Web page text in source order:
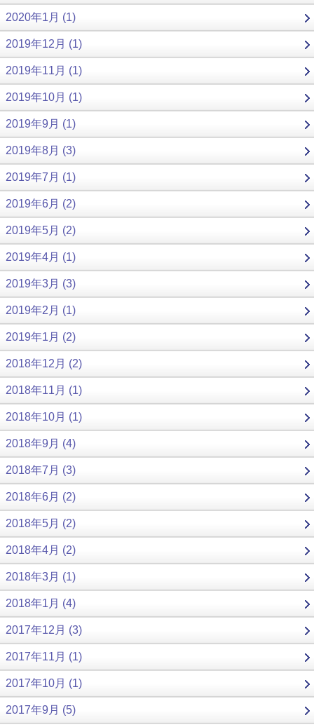
2020年1月 (1)
2019年12月 (1)
2019年11月 (1)
2019年10月 (1)
2019年9月 (1)
2019年8月 (3)
2019年7月 (1)
2019年6月 (2)
2019年5月 (2)
2019年4月 (1)
2019年3月 (3)
2019年2月 (1)
2019年1月 (2)
2018年12月 (2)
2018年11月 (1)
2018年10月 (1)
2018年9月 (4)
2018年7月 (3)
2018年6月 (2)
2018年5月 (2)
2018年4月 (2)
2018年3月 (1)
2018年1月 (4)
2017年12月 (3)
2017年11月 (1)
2017年10月 (1)
2017年9月 (5)